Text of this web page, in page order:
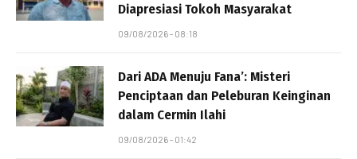
Diapresiasi Tokoh Masyarakat
09/08/2026 - 08:18
Dari ADA Menuju Fana’: Misteri
Penciptaan dan Peleburan Keinginan
dalam Cermin Ilahi
09/08/2026 - 01:42